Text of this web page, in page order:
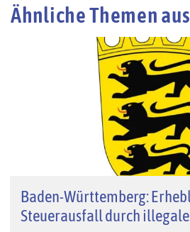
Ähnliche Themen
Baden-Württemberg:
Steuerausfall durch